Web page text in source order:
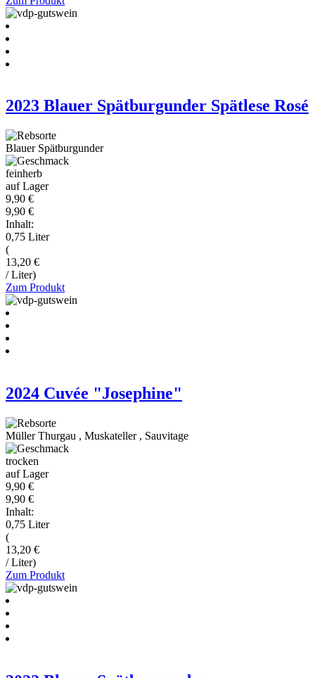
2023 Blauer Spätburgunder Spätlese Rosé
Blauer Spätburgunder
feinherb
auf Lager
9,90 €
9,90 €
Inhalt:
0,75 Liter
(
13,20 €
/ Liter)
Zum Produkt
2024 Cuvée "Josephine"
Müller Thurgau , Muskateller , Sauvitage
trocken
auf Lager
9,90 €
9,90 €
Inhalt:
0,75 Liter
(
13,20 €
/ Liter)
Zum Produkt